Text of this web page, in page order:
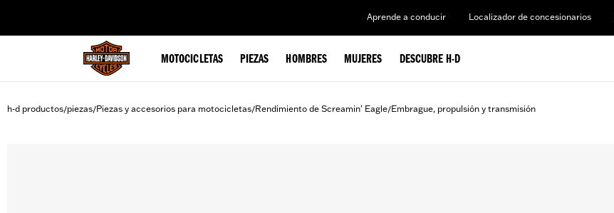
Aprende a conducir Localizador de concesionarios
MOTOCICLETAS PIEZAS HOMBRES MUJERES DESCUBRE H-D
h-d productos/piezas/Piezas y accesorios para motocicletas/Rendimiento de Screamin' Eagle/Embrague, propulsión y transmisión